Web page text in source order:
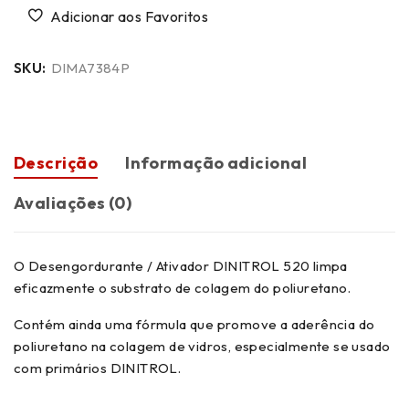
SKU: DIMA7384P
Descrição
Informação adicional
Avaliações (0)
O Desengordurante / Ativador DINITROL 520 limpa
eficazmente o substrato de colagem do poliuretano.
Contém ainda uma fórmula que promove a aderência do
poliuretano na colagem de vidros, especialmente se usado
com primários DINITROL.